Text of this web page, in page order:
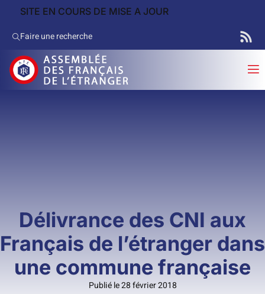
SITE EN COURS DE MISE A JOUR
Faire une recherche
Délivrance des CNI aux
Français de l’étranger dans
une commune française
Publié le 28 février 2018